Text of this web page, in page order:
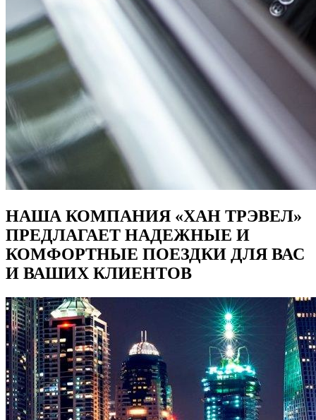
НАША КОМПАНИЯ «ХАН ТРЭВЕЛ»
ПРЕДЛАГАЕТ НАДЕЖНЫЕ И
КОМФОРТНЫЕ ПОЕЗДКИ ДЛЯ ВАС
И ВАШИХ КЛИЕНТОВ